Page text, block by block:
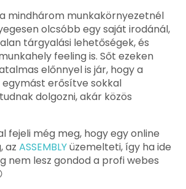
mindhárom munkakörnyezetnél
olcsóbb egy saját irodánál,
tárgyalási lehetőségek, és
feeling is. Sőt ezeken
előnnyel is jár, hogy a
erősítve sokkal
dolgozni, akár közös
fejeli még meg, hogy egy online
azASSEMBLYüzemelteti, így ha ide
nem lesz gondod a profi webes